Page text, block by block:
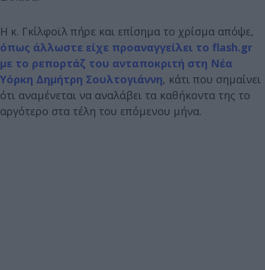
Η κ. Γκίλφοϊλ πήρε και επίσημα το χρίσμα απόψε,
όπως άλλωστε είχε προαναγγείλει το flash.gr
με το ρεπορτάζ του ανταποκριτή στη Νέα
Υόρκη Δημήτρη Σουλτογιάννη, κάτι που σημαίνει
ότι αναμένεται να αναλάβει τα καθήκοντα της το
αργότερο στα τέλη του επόμενου μήνα.